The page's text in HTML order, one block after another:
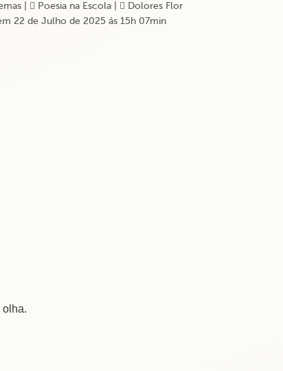
Poesia na Escola
Dolores Flor
22 de Julho de 2025 ás 15h 07min
olha.